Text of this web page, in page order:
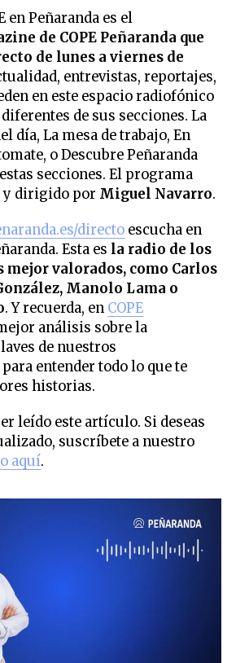
en Peñaranda es el
de COPE Peñaranda que
de lunes a viernes de
entrevistas, reportajes,
en este espacio radiofónico
de sus secciones. La
día, La mesa de trabajo, En
o Descubre Peñaranda
secciones. El programa
y dirigido por Miguel Navarro.
directo escucha en
Esta es la radio de los
mejor valorados, como Carlos
Manolo Lama o
. Y recuerda, en COPE
análisis sobre la
de nuestros
entender todo lo que te
historias.
leído este artículo. Si deseas
suscríbete a nuestro
aquí.